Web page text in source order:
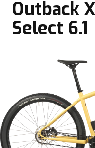
Outback
Select 6.1